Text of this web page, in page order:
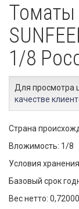
Томаты
1/8
Для просмотра
качестве
Страна
Вложимость: 1/8
Условия
Базовый срок
Вес нетто: